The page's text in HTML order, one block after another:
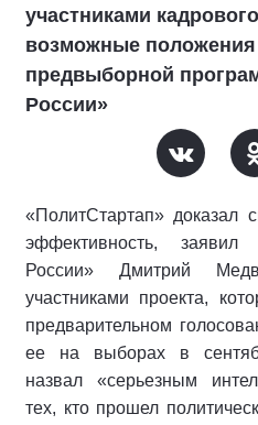
участниками
возможные
предвыборной
России»
«ПолитСтартап» доказал
эффективность, заявил
России» Дмитрий
участниками проекта,
предварительном
ее на выборах в
назвал «серьезным
тех, кто прошел